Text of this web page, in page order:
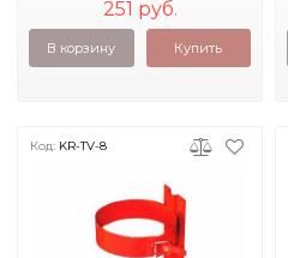
251 руб.
В корзину Купить
Код: KR-TV-8